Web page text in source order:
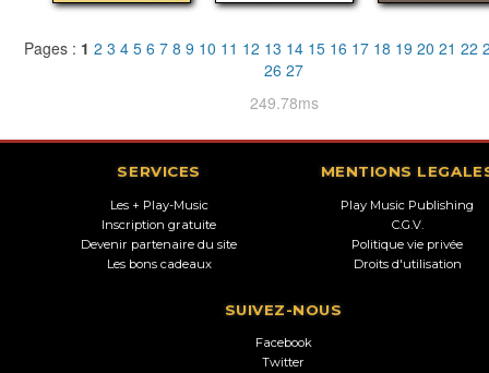
Pages : 1 2 3 4 5 6 7 8 9 10 11 12 13 14 15 16 17 18 19 20 21 22
26 27
249.78ms
SERVICES
Les + Play-Music
Inscription gratuite
Devenir partenaire du site
Les bons cadeaux
MENTIONS
Play Music Publishing
C.G.V.
Politique vie privée
Droits d'utilisation
SUIVEZ-NOUS
Facebook
Twitter